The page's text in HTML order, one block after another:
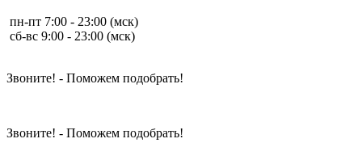
пн-пт 7:00 - 23:00 (мск)
сб-вс 9:00 - 23:00 (мск)
Звоните! - Поможем подобрать!
Звоните! - Поможем подобрать!